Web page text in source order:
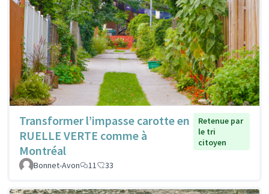
Transformer l’impasse carotte en
RUELLE VERTE comme à
Montréal
Retenue par
le tri
citoyen
Bonnet-Avon 11 33